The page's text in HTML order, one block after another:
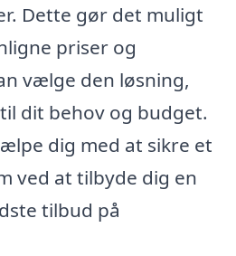
Dette gør det muligt
priser og
vælge den løsning,
dit behov og budget.
dig med at sikre et
ved at tilbyde dig en
tilbud på